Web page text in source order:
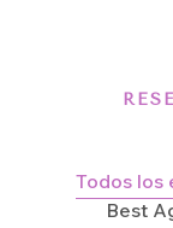
Todos los
Best